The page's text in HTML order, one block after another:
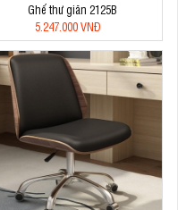
Ghế thư giãn 2125B
5.247.000 VNĐ